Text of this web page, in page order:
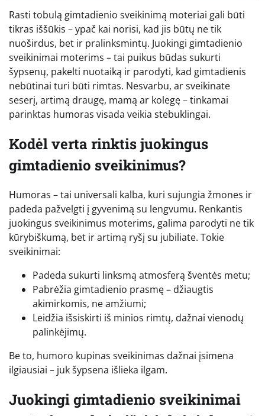
Rasti tobulą gimtadienio sveikinimą moteriai gali būti
tikras iššūkis – ypač kai norisi, kad jis būtų ne tik
nuoširdus, bet ir pralinksmintų. Juokingi gimtadienio
sveikinimai moterims – tai puikus būdas sukurti
šypsenų, pakelti nuotaiką ir parodyti, kad gimtadienis
nebūtinai turi būti rimtas. Nesvarbu, ar sveikinate
seserį, artimą draugę, mamą ar kolegę – tinkamai
parinktas humoras visada veikia stebuklingai.
Kodėl verta rinktis juokingus
gimtadienio sveikinimus?
Humoras – tai universali kalba, kuri sujungia žmones ir
padeda pažvelgti į gyvenimą su lengvumu. Renkantis
juokingus sveikinimus moterims, galima parodyti ne tik
kūrybiškumą, bet ir artimą ryšį su jubiliate. Tokie
sveikinimai:
Padeda sukurti linksmą atmosferą šventės metu;
Pabrėžia gimtadienio prasmę – džiaugtis
akimirkomis, ne amžiumi;
Leidžia išsiskirti iš minios rimtų, dažnai vienodų
palinkėjimų.
Be to, humoro kupinas sveikinimas dažnai įsimena
ilgiausiai – juk šypsena išlieka ilgam.
Juokingi gimtadienio sveikinimai